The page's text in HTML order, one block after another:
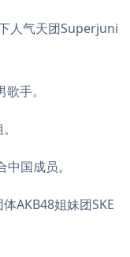
人气天团Superjuni
手。
国成员。
AKB48姐妹团SKE